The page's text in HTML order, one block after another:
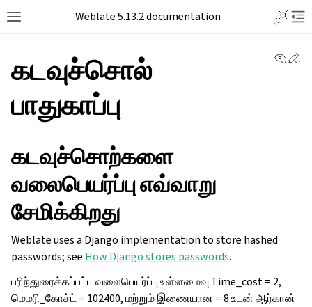
Toggle site navigation sidebar
Weblate 5.13.2 documentation
கடவுச்சொல்
பாதுகாப்பு
கடவுச்சொற்களை
வலைபெயர்ப்பு எவ்வாறு
சேமிக்கிறது
Weblate uses a Django implementation to store hashed
passwords; see How Django stores passwords.
பரிந்துரைக்கப்பட்ட வலைபெயர்ப்பு உள்ளமைவு Time_cost = 2,
மெமரி_கோச்ட் = 102400, மற்றும் இணையான = 8 உடன் ஆர்கான்